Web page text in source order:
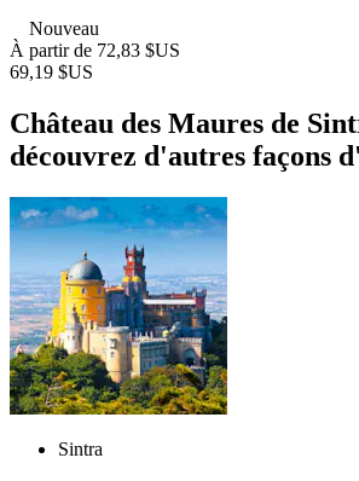
Nouveau
À partir de 72,83 $US
69,19 $US
Château des Maures de
découvrez d'autres façons
Sintra